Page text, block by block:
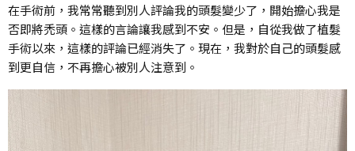
在手術前，我常常聽到別人評論我的頭髮變少了，開始擔心我是
否即將禿頭。這樣的言論讓我感到不安。但是，自從我做了植髮
手術以來，這樣的評論已經消失了。現在，我對於自己的頭髮感
到更自信，不再擔心被別人注意到。